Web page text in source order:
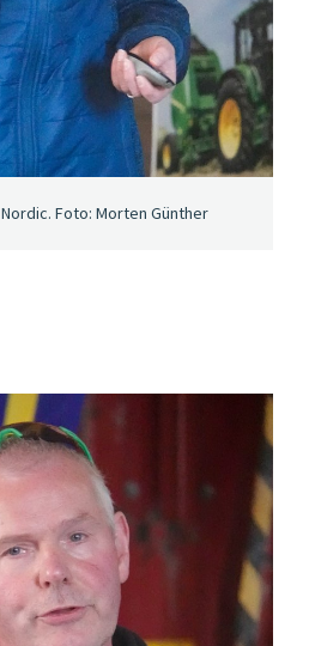
Foto: Morten Günther